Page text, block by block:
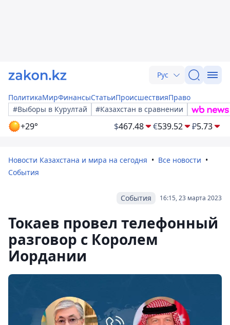
Рус
ПолитикаМирФинансыСтатьиПроисшествияПраво
#Выборы в Курултай
#Казахстан в сравнении
+29° $467.48 €539.52 ₽5.73
Новости Казахстана и мира на сегодня
Все новости
События
16:15, 23 марта 2023
События
Токаев провел телефонный
разговор с Королем
Иордании